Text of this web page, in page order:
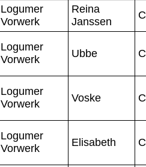
Logumer
Vorwerk
Reina
Janssen
Logumer
Vorwerk
Ubbe
Logumer
Vorwerk
Voske
Logumer
Vorwerk
Elisabeth